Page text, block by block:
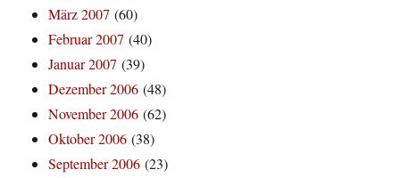
März 2007 (60)
Februar 2007 (40)
Januar 2007 (39)
Dezember 2006 (48)
November 2006 (62)
Oktober 2006 (38)
September 2006 (23)